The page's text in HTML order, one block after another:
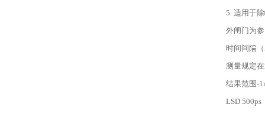
5. 适用于
外闸门为
时间间隔
测量规定
结果范围-
LSD 500ps